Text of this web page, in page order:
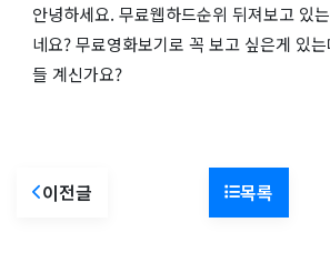
안녕하세요. 무료웹하드순위 뒤져보고 있
네요? 무료영화보기로 꼭 보고 싶은게 있
들 계신가요?
이전글 목록